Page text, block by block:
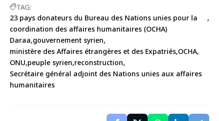
TAG:
23 pays donateurs du Bureau des Nations unies pour la
coordination des affaires humanitaires (OCHA)
Daraa gouvernement syrien
ministère des Affaires étrangères et des Expatriés OCHA
ONU peuple syrien reconstruction
Secrétaire général adjoint des Nations unies aux affaires
humanitaires